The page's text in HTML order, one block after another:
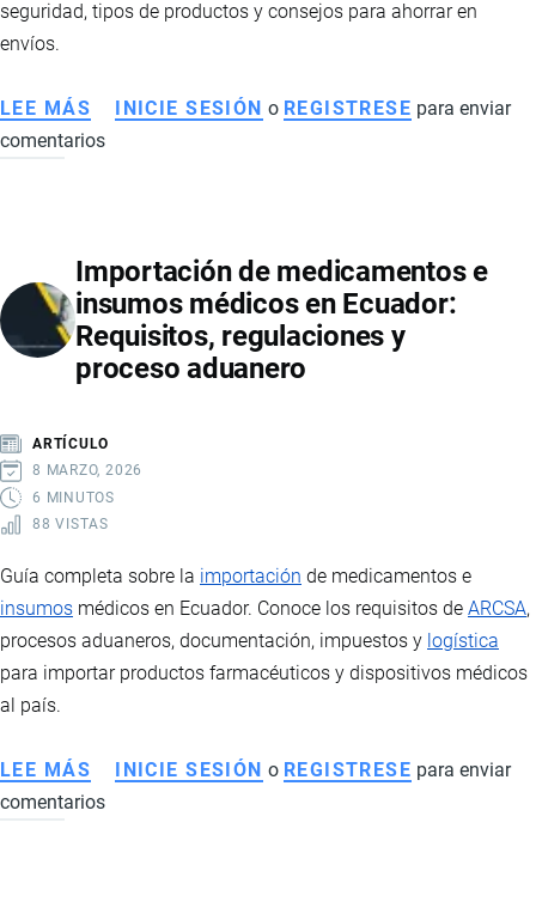
seguridad, tipos de productos y consejos para ahorrar en
envíos.
LEE MÁS SOBRE
LAS
COMPRAR
EN
ESTADOS
UNIDOS
EN
ECUADOR
INICIE SESIÓN o REGISTRESE para enviar
comentarios
Importación de medicamentos e
insumos médicos en Ecuador:
Requisitos, regulaciones y
proceso aduanero
ARTÍCULO
8 MARZO, 2026
6 MINUTOS
88 VISTAS
Guía completa sobre la importación de medicamentos e
insumos médicos en Ecuador. Conoce los requisitos de ARCSA,
procesos aduaneros, documentación, impuestos y logística
para importar productos farmacéuticos y dispositivos médicos
al país.
LEE MÁS SOBRE
IMPORTACIÓN
INICIE SESIÓN o REGISTRESE para enviar
comentarios